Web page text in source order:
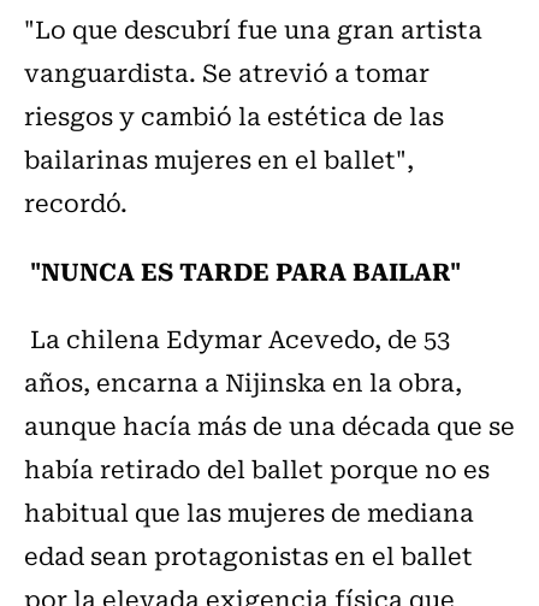
"Lo que descubrí fue una gran artista
vanguardista. Se atrevió a tomar
riesgos y cambió la estética de las
bailarinas mujeres en el ballet",
recordó.
"NUNCA ES TARDE PARA BAILAR"
La chilena Edymar Acevedo, de 53
años, encarna a Nijinska en la obra,
aunque hacía más de una década que se
había retirado del ballet porque no es
habitual que las mujeres de mediana
edad sean protagonistas en el ballet
por la elevada exigencia física que